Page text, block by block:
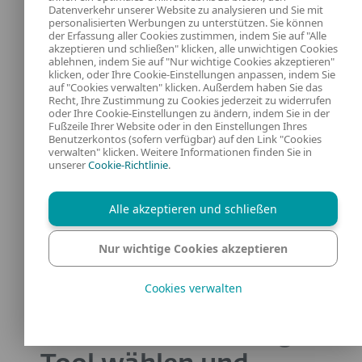
In drei Schritten
zum eigenen
Passwort-
Manager
Die Einrichtung ist einfacher als gedacht und
benötigt nur am Anfang etwas Zeit. Danach
Datenverkehr unserer Website zu analysieren und Sie mit
personalisierten Werbungen zu unterstützen. Sie können
der Erfassung aller Cookies zustimmen, indem Sie auf "Alle
akzeptieren und schließen" klicken, alle unwichtigen Cookies
ablehnen, indem Sie auf "Nur wichtige Cookies akzeptieren"
klicken, oder Ihre Cookie-Einstellungen anpassen, indem Sie
auf "Cookies verwalten" klicken. Außerdem haben Sie das
Recht, Ihre Zustimmung zu Cookies jederzeit zu widerrufen
oder Ihre Cookie-Einstellungen zu ändern, indem Sie in der
Fußzeile Ihrer Website oder in den Einstellungen Ihres
Benutzerkontos (sofern verfügbar) auf den Link "Cookies
verwalten" klicken. Weitere Informationen finden Sie in
unsererCookie-Richtlinie.
Alle akzeptieren und schließen
Nur wichtige Cookies akzeptieren
Cookies verwalten